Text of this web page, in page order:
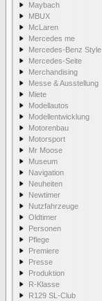
Maybach
MBUX
McLaren
Mercedes me
Mercedes-Benz Style
Mercedes-Seite
Merchandising
Messe & Ausstellung
Miete
Modellautos
Modellentwicklung
Motorenbau
Motorsport
Mr Moose
Museum
Navigation
Neuheiten
Newtimer
Nutzfahrzeuge
Oldtimer
Personen
Pflege
Premiere
Presse
Produktion
R-Klasse
R129 SL-Club